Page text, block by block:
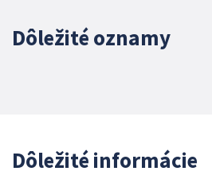
Dôležité oznamy
Dôležité informácie